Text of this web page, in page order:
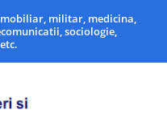
militar, medicina,
sociologie,